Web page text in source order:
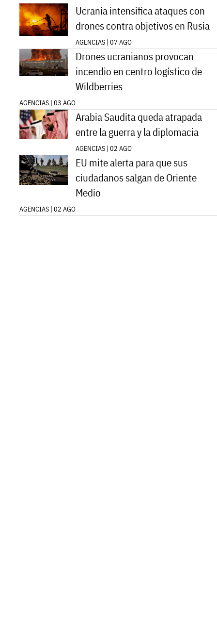
Ucrania intensifica ataques con
drones contra objetivos en Rusia
AGENCIAS | 07 AGO
Drones ucranianos provocan
incendio en centro logístico de
Wildberries
AGENCIAS | 03 AGO
Arabia Saudita queda atrapada
entre la guerra y la diplomacia
AGENCIAS | 02 AGO
EU mite alerta para que sus
ciudadanos salgan de Oriente
Medio
AGENCIAS | 02 AGO